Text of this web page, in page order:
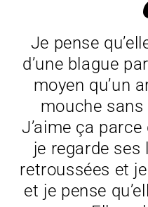
Je pense
d’une blague
moyen qu’un
mouche sans
J’aime ça
je regarde ses
retroussées et
et je pense